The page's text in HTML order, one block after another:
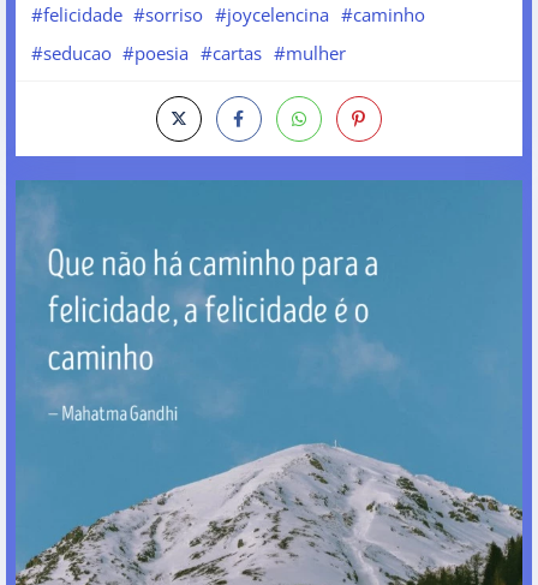
#felicidade #sorriso #joycelencina #caminho
#seducao #poesia #cartas #mulher